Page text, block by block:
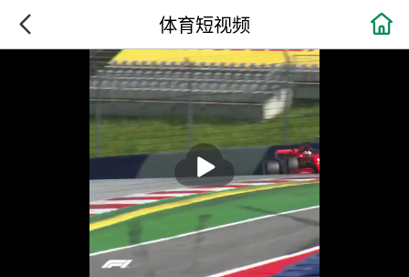
 体育短视频